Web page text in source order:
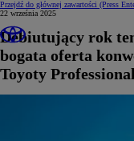
Przejdź do głównej zawartości (Press
22 września 2025
Debiutujący rok
bogata oferta
Toyoty